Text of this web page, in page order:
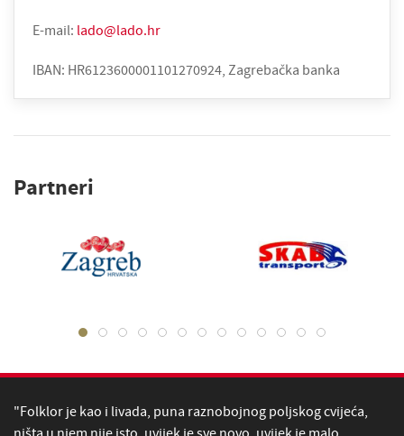
E-mail: lado@lado.hr
IBAN: HR6123600001101270924, Zagrebačka banka
Partneri
"Folklor je kao i livada, puna raznobojnog poljskog cvijeća,
ništa u njem nije isto, uvijek je sve novo, uvijek je malo